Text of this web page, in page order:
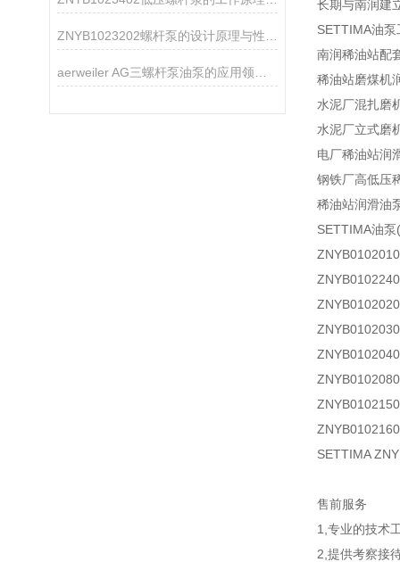
长期与南润建
SETTIMA油泵
南润稀油站配
稀油站磨煤机
水泥厂混扎磨
水泥厂立式磨
电厂稀油站润
钢铁厂高低压
稀油站润滑油
SETTIMA油
SETTIMA
售前服务
1,专业的技术
2,提供考察接